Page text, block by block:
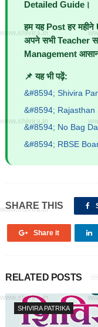
Detailed Guide।
हम यह Post हर
अपने सभी Teacher
Management
📌 यह भी पढ़ें:
Shivira
Rajasthan
No Bag
RBSE
SHARE THIS
Share it
RELATED POSTS
SHIVIRA PATRIKA
www.shivira.in
www.shivira.in
www.shivira.in
www.shivira.in